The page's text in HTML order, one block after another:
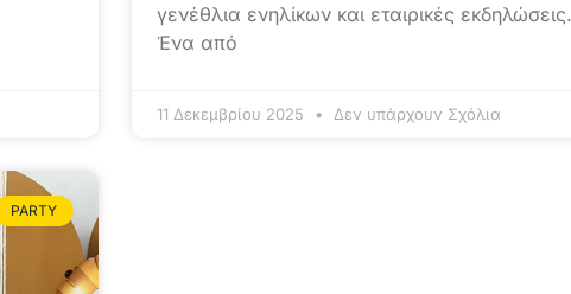
γενέθλια ενηλίκων και εταιρικές εκδηλώσεις.
Ένα από
11 Δεκεμβρίου 2025 Δεν υπάρχουν Σχόλια
PARTY